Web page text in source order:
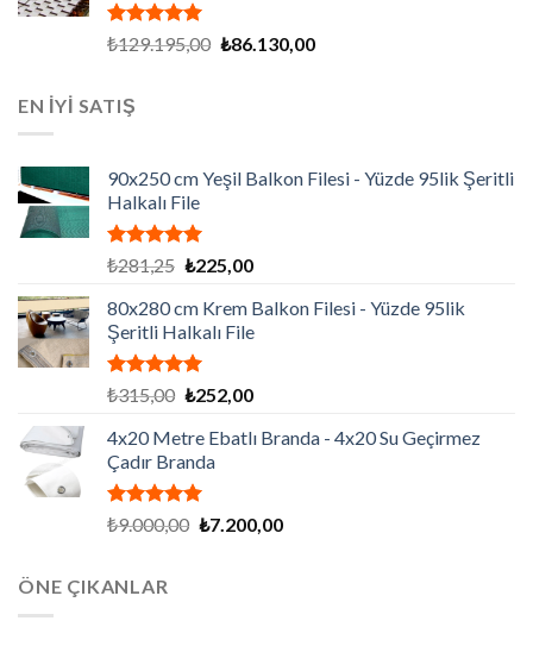
5 üzerinden
₺129.195,00 Orijinal
₺86.130,00Şu
EN İYİ SATIŞ
90x250 cm Yeşil Balkon Filesi - Yüzde 95lik Şeritli
Halkalı File
5 üzerinden
oy
aldı
₺281,25 Orijinal
₺281,25.
₺225,00Şu
fiyat:
₺225,00.
80x280 cm Krem Balkon Filesi - Yüzde 95lik
Şeritli Halkalı File
5 üzerinden
oy
aldı
₺315,00 Orijinal
₺315,00.
₺252,00Şu
fiyat:
4x20 Metre Ebatlı Branda - 4x20 Su Geçirmez
Çadır Branda
5 üzerinden
oy
₺9.000,00 Orijinal
₺7.200,00Şu
ÖNE ÇIKANLAR